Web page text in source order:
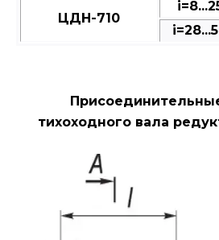
ЦДН-710
тихоходного вала